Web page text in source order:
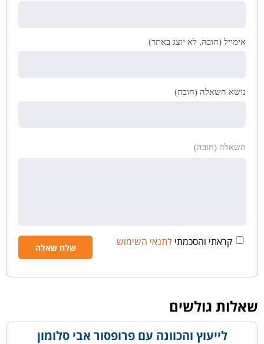
אימייל (חובה, לא יוצג באתר)
נושא השאלה (חובה)
השאלה (חובה)
קראתי והסכמתי לתנאי השימוש
שאלות גולשים
לייעוץ והכוונה עם פרופסור אבי סלומון